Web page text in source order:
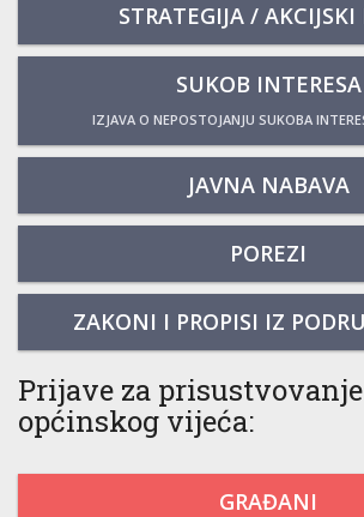
STRATEGIJA / AKCIJSKI
SUKOB INTERESA
IZJAVA O NEPOSTOJANJU SUKOBA
JAVNA NABAVA
POREZI
ZAKONI I PROPISI IZ
Prijave za
općinskog vijeća:
GRAĐANI